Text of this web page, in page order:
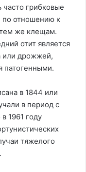
грибковые
по отношению к
же клещам.
отит является
или дрожжей,
патогенными.
в 1844 или
в период с
1961 году
тяжелого